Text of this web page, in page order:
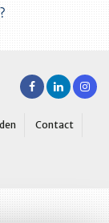
Contact